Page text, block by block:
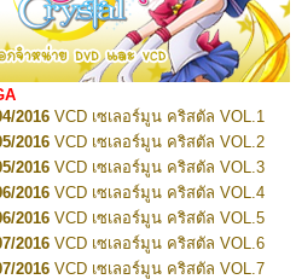
Pretty Guardian Sailor Moon Eternal
1
Pretty Guardian Sailor Moon Eternal
2
Pretty Guardian Sailor Moon Eternal
3
Pretty Guardian Sailor Moon Eternal
4
Pretty Guardian Sailor Moon Eternal
5
Pretty Guardian Sailor Moon Eternal
6
Pretty Guardian Sailor Moon Eternal
7
Pretty Guardian Sailor Moon Eternal
2016 VCD เซเลอร์มูน คริสตัล VOL.1
2016 VCD เซเลอร์มูน คริสตัล VOL.2
2016 VCD เซเลอร์มูน คริสตัล VOL.3
2016 VCD เซเลอร์มูน คริสตัล VOL.4
2016 VCD เซเลอร์มูน คริสตัล VOL.5
2016 VCD เซเลอร์มูน คริสตัล VOL.6
2016 VCD เซเลอร์มูน คริสตัล VOL.7